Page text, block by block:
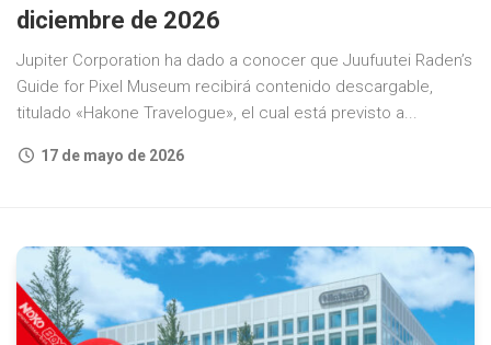
diciembre de 2026
Jupiter Corporation ha dado a conocer que Juufuutei Raden’s
Guide for Pixel Museum recibirá contenido descargable,
titulado «Hakone Travelogue», el cual está previsto a...
17 de mayo de 2026